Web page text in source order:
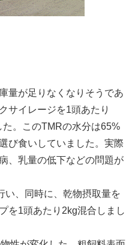
量が足りなくなりそうであ
サイレージを1頭あたり
。このTMRの水分は65%
び食いしていました。実際
、乳量の低下などの問題が
い、同時に、乾物摂取量を
を1頭あたり2kg混合しまし